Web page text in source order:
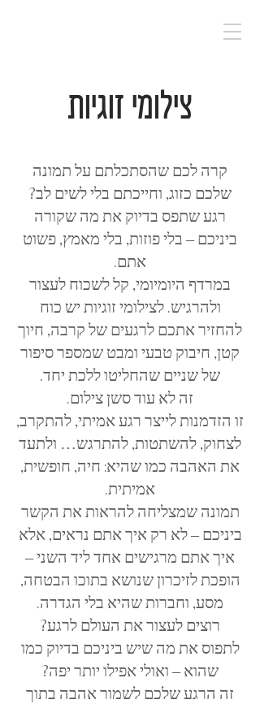
צילומי זוגיות
קרה לכם שהסתכלתם על תמונה
שלכם כזוג, וחייכתם בלי לשים לב?
רגע שתפס בדיוק את מה שקורה
ביניכם – בלי פוזות, בלי מאמץ, פשוט
אתם.
במרדף היומיומי, קל לשכוח לעצור
ולהרגיש. לצילומי זוגיות יש כוח
להחזיר אתכם לרגעים של קרבה, חיוך
קטן, חיבוק טבעי ומבט שמספר סיפור
של שניים שהחליטו ללכת יחד.
זה לא עוד סשן צילום.
זו הזדמנות לייצר רגע אמיתי, להתקרב,
לצחוק, להשתטות, להתרגש… ולתעד
את האהבה כמו שהיא: חיה, חופשית,
אמיתית.
תמונה שמצליחה להראות את הקשר
ביניכם – לא רק איך אתם נראים, אלא
איך אתם מרגישים אחד ליד השני –
הופכת לזיכרון שנושא בתוכו הבטחה,
מסע, וחברות שהיא בלי הגדרה.
רוצים לעצור את העולם לרגע?
לתפוס את מה שיש ביניכם בדיוק כמו
שהוא – ואולי אפילו יותר יפה?
זה הרגע שלכם לשמור אהבה בתוך